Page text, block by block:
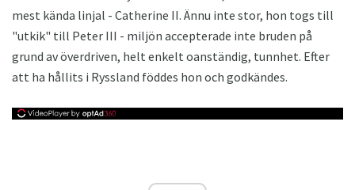
mest kända linjal - Catherine II. Ännu inte stor, hon togs till
"utkik" till Peter III - miljön accepterade inte bruden på
grund av överdriven, helt enkelt oanständig, tunnhet. Efter
att ha hållits i Ryssland föddes hon och godkändes.